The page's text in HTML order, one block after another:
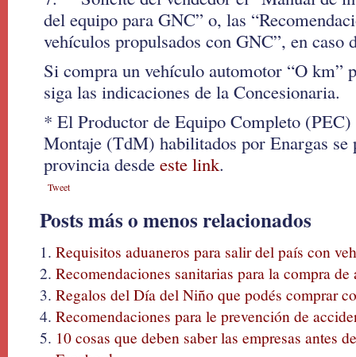
del equipo para GNC” o, las
vehículos propulsados con GNC”, en caso
Si compra un vehículo automotor “O km”
siga las indicaciones de la Concesionaria.
* El Productor de Equipo Completo (PEC)
Montaje (TdM) habilitados por Enargas se
provincia desde este link.
Tweet
Posts más o menos relacionados
Requisitos aduaneros para salir del país con
Recomendaciones sanitarias para la compra de
Regalos del Día del Niño que podés comprar
Recomendaciones para le prevención de
10 cosas que deben saber las empresas antes